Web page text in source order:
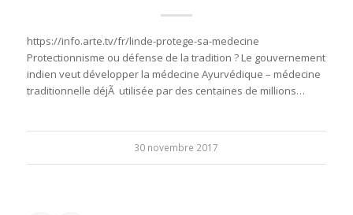
https://info.arte.tv/fr/linde-protege-sa-medecine
Protectionnisme ou défense de la tradition ? Le gouvernement
indien veut développer la médecine Ayurvédique – médecine
traditionnelle déjÃ utilisée par des centaines de millions…
30 novembre 2017